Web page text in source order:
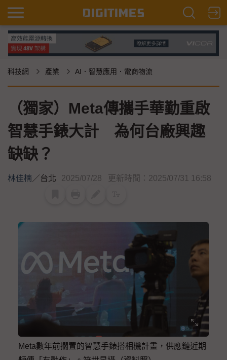
科技網 產業 AI．智慧應用．電商物流
（獨家）Meta傳攜手華勤重啟
智慧手錶大計 為何台廠興趣
缺缺？
林佳楠／台北 2025/07/28 更新時間：2025/07/31 16:58
Meta數年前擱置的智慧手錶搭相機計畫，供應鏈近期